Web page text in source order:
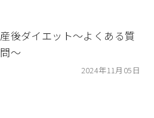
産後ダイエット〜よくある質
問〜
2024年11月05日